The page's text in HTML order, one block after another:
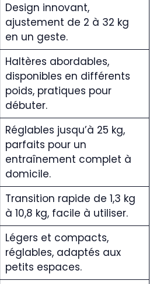
Design innovant,
ajustement de 2 à 32 kg
en un geste.
Haltères abordables,
disponibles en différents
poids, pratiques pour
débuter.
Réglables jusqu’à 25 kg,
parfaits pour un
entraînement complet à
domicile.
Transition rapide de 1,3 kg
à 10,8 kg, facile à utiliser.
Légers et compacts,
réglables, adaptés aux
petits espaces.